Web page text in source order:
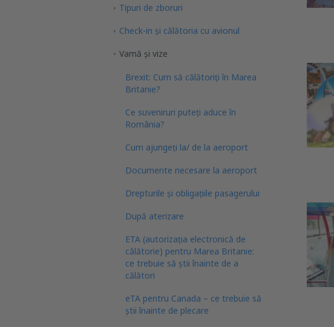
Tipuri de zboruri
Check-in și călătoria cu avionul
Vamă și vize
Brexit: Cum să călătoriți în Marea
Britanie?
Ce suveniruri puteţi aduce în
România?
Cum ajungeți la/ de la aeroport
Documente necesare la aeroport
Drepturile și obligațiile pasagerului
După aterizare
ETA (autorizația electronică de
călătorie) pentru Marea Britanie:
ce trebuie să știi înainte de a
călători
eTA pentru Canada – ce trebuie să
știi înainte de plecare